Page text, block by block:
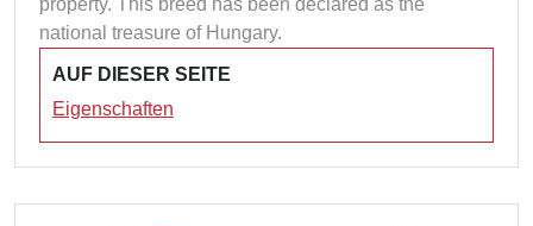
property. This breed has been declared as the
national treasure of Hungary.
AUF DIESER SEITE
Eigenschaften